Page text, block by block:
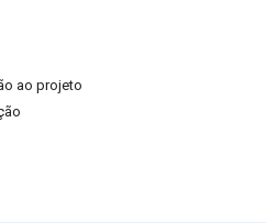
ao projeto